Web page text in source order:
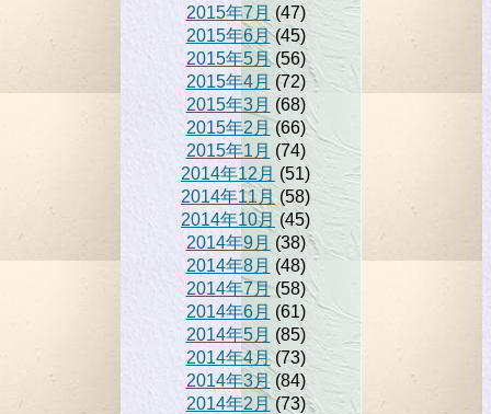
2015年7月 (47)
2015年6月(45)
2015年5月(56)
2015年4月 (72)
2015年3月 (68)
2015年2月 (66)
2015年1月 (74)
2014年12月 (51)
2014年11月 (58)
2014年10月 (45)
2014年9月 (38)
2014年8月(48)
2014年7月(58)
2014年6月 (61)
2014年5月 (85)
2014年4月(73)
2014年3月(84)
2014年2月(73)